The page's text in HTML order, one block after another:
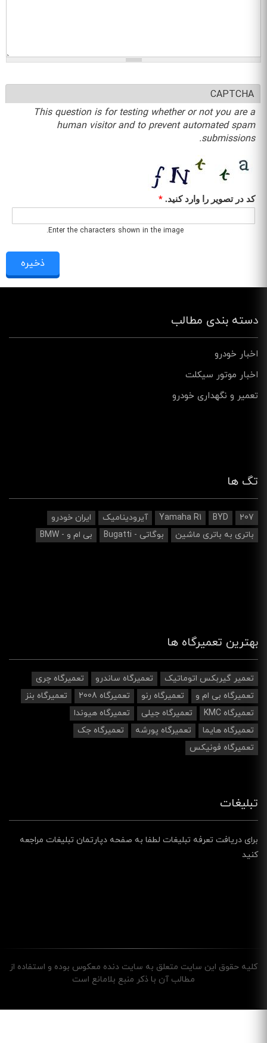
CAPTCHA
This question is for testing whether or not you are a
human visitor and to prevent automated spam
submissions.
کد در تصویر را وارد کنید.*
Enter the characters shown in the image.
دسته بندی مطالب
اخبار خودرو
اخبار موتور سیکلت
تعمیر و نگهداری خودرو
تگ ها
207
BYD
Yamaha R1 آیرودینامیک‌
ایران خودرو
باتری به باتری ماشین
بوگاتی - Bugatti بی ام و - BMW
بهترین تعمیرگاه ها
تعمیر گیربکس اتوماتیک تعمیرگاه ساندرو
تعمیرگاه چری
تعمیرگاه بی ام و
تعمیرگاه رنو تعمیرگاه 2008
تعمیرگاه بنز
تعمیرگاه KMC
تعمیرگاه جیلی
تعمیرگاه هیوندا
تعمیرگاه هایما
تعمیرگاه پورشه
تعمیرگاه جک
تعمیرگاه فونیکس
تبلیغات
برای دریافت تعرفه تبلیغات لطفا به صفحه دپارتمان تبلیغات مراجعه
کنید
کليه حقوق اين سايت متعلق به سایت دنده معکوس بوده و استفاده از
مطالب آن با ذکر منبع بلامانع است